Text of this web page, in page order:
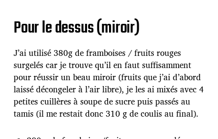
Pour le dessus (miroir)
J’ai utilisé 380g de framboises / fruits rouges
surgelés car je trouve qu’il en faut suffisamment
pour réussir un beau miroir (fruits que j’ai d’abord
laissé décongeler à l’air libre), je les ai mixés avec 4
petites cuillères à soupe de sucre puis passés au
tamis (il me restait donc 310 g de coulis au final).